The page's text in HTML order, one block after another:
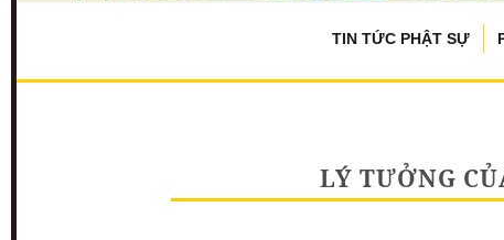
TIN TỨC PHẬT SỰ
LÝ TƯỞNG